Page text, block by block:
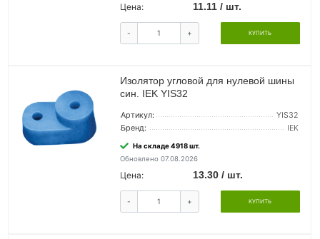
Цена: 11.11 / шт.
- + КУПИТЬ
Изолятор угловой для нулевой шины
син. IEK YIS32
Артикул:
YIS32
Бренд:
IEK
На складе 4918 шт.
Обновлено 07.08.2026
Цена: 13.30 / шт.
- + КУПИТЬ